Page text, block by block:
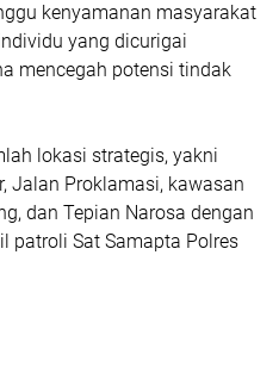
kenyamanan masyarakat
yang dicurigai
mencegah potensi tindak
lokasi strategis, yakni
Jalan Proklamasi, kawasan
dan Tepian Narosa dengan
patroli Sat Samapta Polres